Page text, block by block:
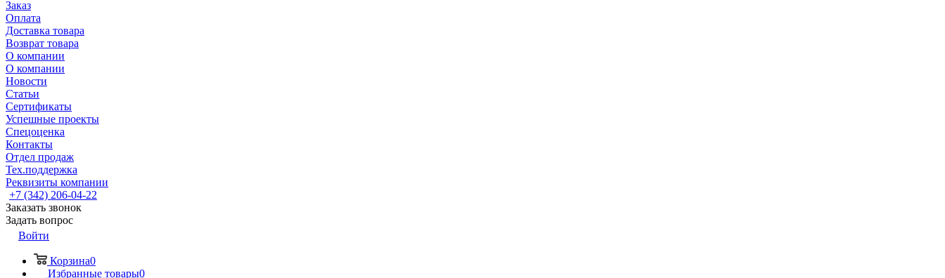
Заказ
Оплата
Доставка товара
Возврат товара
О компании
О компании
Новости
Статьи
Сертификаты
Успешные проекты
Спецоценка
Контакты
Отдел продаж
Тех.поддержка
Реквизиты компании
+7 (342) 206-04-22
Заказать звонок
Задать вопрос
Войти
Корзина0
Избранные товары0